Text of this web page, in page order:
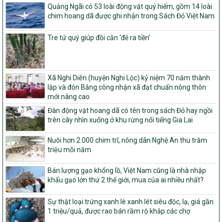
Về việc đăng ký thực hiện Dự án liên kết theo chuỗi giá trị thuộc
Dự án 2 – Chương trình Mục tiêu quốc gia Giảm nghèo bền vững
giai đoạn 2021-2025 được kéo dài sang năm 2026
827/QĐ-BNNMT
Quyết định Ban hành Kế hoạch triển khai thực hiện Chương trình
mục tiêu quốc gia xây dựng nông thôn mới, giảm nghèo bền
vững và phát triển kinh tế – xã hội vùng đồng bào dân tộc thiểu
số và miền núi giai đoạn 2026-2035, giai đoạn I: Từ năm 2026
đến năm 2030
14/2026/TT-BNNMT
Hướng dẫn thực hiện một số nội dung tiêu chí, điều kiện thuộc Bộ
tiêu chí quốc gia về nông thôn mới giai đoạn 2026 – 2030 thuộc
phạm vi quản lý nhà nước của Bộ Nông nghiệp và Môi trường
417/QĐ-BNNMT
Phê duyệt Chương trình mục tiêu quốc gia xây dựng nông thôn
mới, giảm nghèo bền vững và phát triển kinh tế – xã hội vùng
đồng bào dân tộc thiểu số và miền núi giai đoạn 2026-2035, giai
đoạn I: Từ năm 2026 đến năm 2030
Nghị quyết số 08/2026/NQ-HĐND
Quy định nguyên tắc, tiêu chí, định mức phân bổ ngân sách trung
ương thực hiện Chương trình mục tiêu quốc gia xây dựng nông
Quảng Ngãi có 53 loài động vật quý hiếm, gồm 14 loài
chim hoang dã được ghi nhận trong Sách Đỏ Việt Nam
Tre tứ quý giúp đồi cằn ‘đẻ ra tiền’
Xã Nghi Diên (huyện Nghi Lộc) kỷ niệm 70 năm thành
lập và đón Bằng công nhận xã đạt chuẩn nông thôn
mới nâng cao
Đàn động vật hoang dã có tên trong sách Đỏ hay ngồi
trên cây nhìn xuống ở khu rừng nổi tiếng Gia Lai
Nuôi hơn 2.000 chim trĩ, nông dân Nghệ An thu trăm
triệu mỗi năm
Bán lượng gạo khổng lồ, Việt Nam cũng là nhà nhập
khẩu gạo lớn thứ 2 thế giới, mua của ai nhiều nhất?
Sự thật loại trứng xanh lè xanh lét siêu độc, lạ, giá gần
1 triệu/quả, được rao bán rầm rộ khắp các chợ